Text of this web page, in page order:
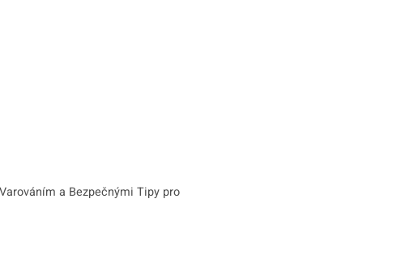
a Bezpečnými Tipy pro